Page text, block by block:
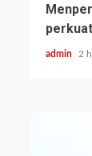
admin 2